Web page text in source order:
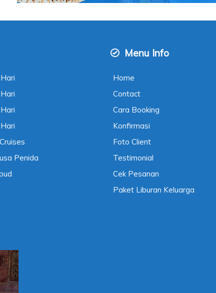
Penida
Menu Info
Home
Contact
Cara Booking
Konfirmasi
Foto Client
Testimonial
Cek Pesanan
Paket Liburan Keluarga